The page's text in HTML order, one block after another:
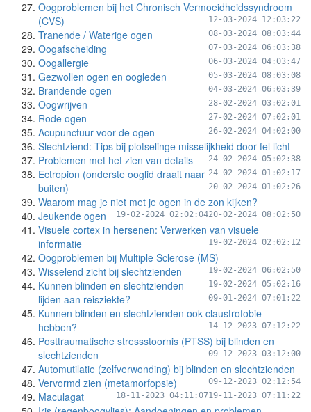
Oogproblemen bij het Chronisch Vermoeidheidssyndroom
(CVS)
12-03-2024 12:03:22
Tranende / Waterige ogen 08-03-2024 08:03:44
Oogafscheiding 07-03-2024 06:03:38
Oogallergie 06-03-2024 04:03:47
Gezwollen ogen en oogleden 05-03-2024 08:03:08
Brandende ogen 04-03-2024 06:03:39
Oogwrijven 28-02-2024 03:02:01
Rode ogen 27-02-2024 07:02:01
Acupunctuur voor de ogen 26-02-2024 04:02:00
Slechtziend: Tips bij plotselinge misselijkheid door fel licht
24-02-2024 05:02:38
Problemen met het zien van details
24-02-2024 01:02:17
Ectropion (onderste ooglid draait naar
buiten)
20-02-2024 01:02:26
Waarom mag je niet met je ogen in de zon kijken?
20-02-2024 08:02:50
Jeukende ogen 19-02-2024 02:02:04
Visuele cortex in hersenen: Verwerken van visuele
informatie
19-02-2024 02:02:12
Oogproblemen bij Multiple Sclerose (MS)
19-02-2024 06:02:50
Wisselend zicht bij slechtzienden
19-02-2024 05:02:16
Kunnen blinden en slechtzienden
lijden aan reisziekte?
09-01-2024 07:01:22
Kunnen blinden en slechtzienden ook claustrofobie
hebben?
14-12-2023 07:12:22
Posttraumatische stressstoornis (PTSS) bij blinden en
slechtzienden
09-12-2023 03:12:00
Automutilatie (zelfverwonding) bij blinden en slechtzienden
09-12-2023 02:12:54
Vervormd zien (metamorfopsie)
19-11-2023 07:11:22
Maculagat 18-11-2023 04:11:07